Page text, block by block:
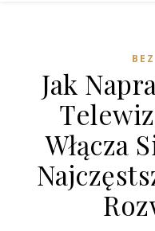
Jak
Włącza